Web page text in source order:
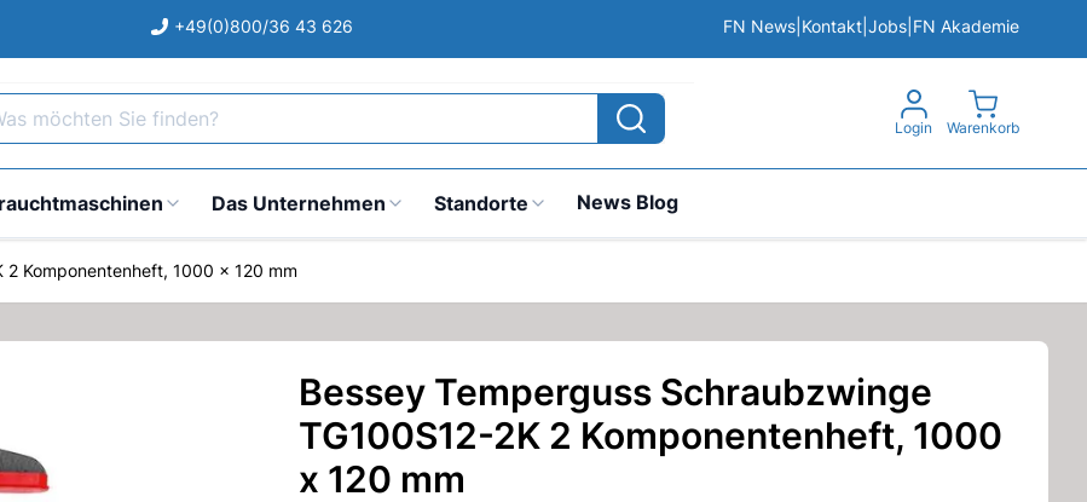
+49(0)800/36 43 626 FN News Kontakt Jobs FN Akademie
möchten Sie finden?
Login
View cart,
Warenkorb
Das Unternehmen Standorte News Blog
2 Komponentenheft, 1000 x 120 mm
Bessey Temperguss Schraubzwinge
TG100S12-2K 2 Komponentenheft, 1000
x 120 mm